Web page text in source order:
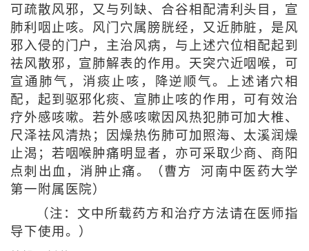
可疏散风邪，又与列缺、合谷相配清利头目，宣
肺利咽止咳。风门穴属膀胱经，又近肺脏，是风
邪入侵的门户，主治风病，与上述穴位相配起到
祛风散邪，宣肺解表的作用。天突穴近咽喉，可
宣通肺气，消痰止咳，降逆顺气。上述诸穴相
配，起到驱邪化痰、宣肺止咳的作用，可有效治
疗外感咳嗽。若外感咳嗽因风热犯肺可加大椎、
尺泽祛风清热；因燥热伤肺可加照海、太溪润燥
止渴；若咽喉肿痛明显者，亦可采取少商、商阳
点刺出血，消肿止痛。（曹方 河南中医药大学
第一附属医院）
（注：文中所载药方和治疗方法请在医师指
导下使用。）